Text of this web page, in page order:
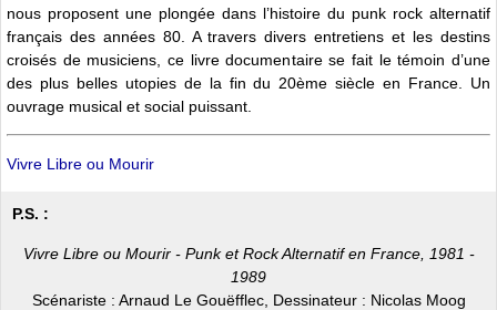
nous proposent une plongée dans l’histoire du punk rock alternatif
français des années 80. A travers divers entretiens et les destins
croisés de musiciens, ce livre documentaire se fait le témoin d’une
des plus belles utopies de la fin du 20ème siècle en France. Un
ouvrage musical et social puissant.
Vivre Libre ou Mourir
P.S. :
Vivre Libre ou Mourir - Punk et Rock Alternatif en France, 1981 -
1989
Scénariste : Arnaud Le Gouëfflec, Dessinateur : Nicolas Moog